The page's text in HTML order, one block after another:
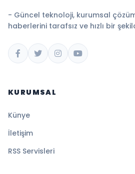
- Güncel teknoloji, kurumsal
haberlerini tarafsız ve hızlı bir
KURUMSAL
Künye
İletişim
RSS Servisleri